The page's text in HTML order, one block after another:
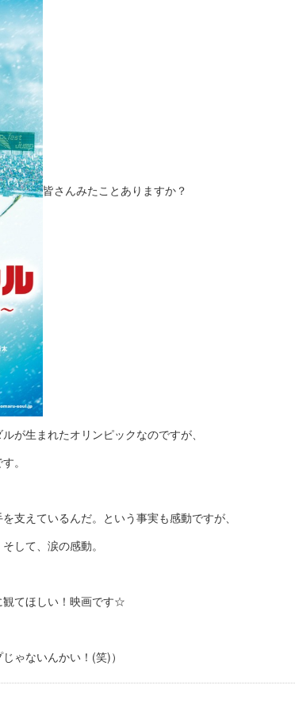
皆さんみたことありますか？
が生まれたオリンピックなのですが、
。
支えているんだ。という事実も感動ですが、
して、涙の感動。
観てほしい！映画です☆
ゃないんかい！(笑)）